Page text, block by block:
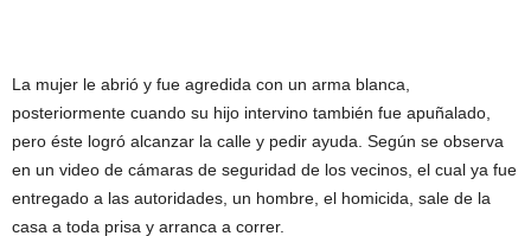
La mujer le abrió y fue agredida con un arma blanca,
posteriormente cuando su hijo intervino también fue apuñalado,
pero éste logró alcanzar la calle y pedir ayuda. Según se observa
en un video de cámaras de seguridad de los vecinos, el cual ya fue
entregado a las autoridades, un hombre, el homicida, sale de la
casa a toda prisa y arranca a correr.